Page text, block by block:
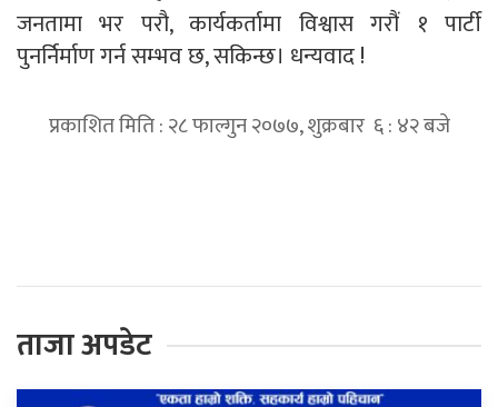
जनतामा भर परौ, कार्यकर्तामा विश्वास गरौं १ पार्टी
पुनर्निर्माण गर्न सम्भव छ, सकिन्छ। धन्यवाद !
प्रकाशित मिति : २८ फाल्गुन २०७७, शुक्रबार ६ : ४२ बजे
ताजा अपडेट